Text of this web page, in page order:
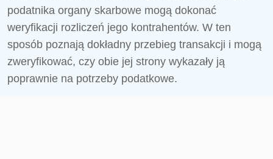
podatnika organy skarbowe mogą dokonać
weryfikacji rozliczeń jego kontrahentów. W ten
sposób poznają dokładny przebieg transakcji i mogą
zweryfikować, czy obie jej strony wykazały ją
poprawnie na potrzeby podatkowe.